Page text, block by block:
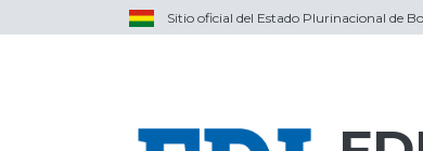
Sitio oficial del Estado Plurinacional de